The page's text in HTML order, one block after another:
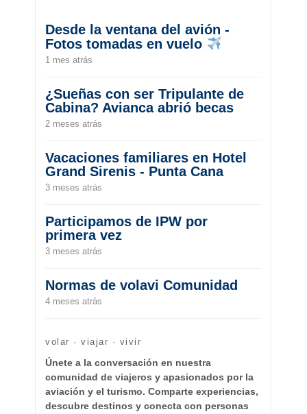
Desde la ventana del avión -
Fotos tomadas en vuelo
1 mes atrás
¿Sueñas con ser Tripulante de
Cabina? Avianca abrió becas
2 meses atrás
Vacaciones familiares en Hotel
Grand Sirenis - Punta Cana
3 meses atrás
Participamos de IPW por
primera vez
3 meses atrás
Normas de volavi Comunidad
4 meses atrás
volar · viajar · vivir
Únete a la conversación en nuestra
comunidad de viajeros y apasionados por la
aviación y el turismo. Comparte experiencias,
descubre destinos y conecta con personas